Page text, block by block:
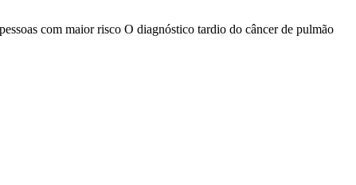
com maior risco O diagnóstico tardio do câncer de pulmão